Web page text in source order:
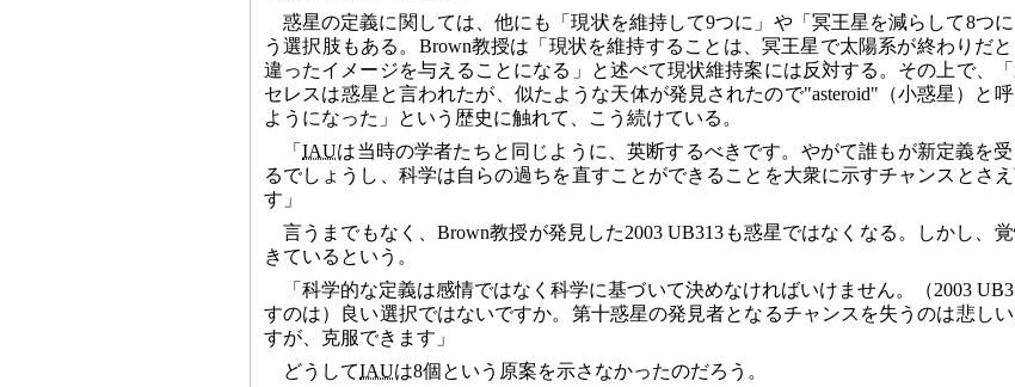
惑星の定義に関しては、他にも「現状を維持して9つに」や「冥王星を減らして8つ
う選択肢もある。Brown教授は「現状を維持することは、冥王星で太陽系が終わりだ
違ったイメージを与えることになる」と述べて現状維持案には反対する。その上で、
セレスは惑星と言われたが、似たような天体が発見されたので"asteroid"（小惑星）と
ようになった」という歴史に触れて、こう続けている。
「IAUは当時の学者たちと同じように、英断するべきです。やがて誰もが新定義を
るでしょうし、科学は自らの過ちを直すことができることを大衆に示すチャンスとさえ
す」
言うまでもなく、Brown教授が発見した2003 UB313も惑星ではなくなる。しかし、
きているという。
「科学的な定義は感情ではなく科学に基づいて決めなければいけません。（2003
すのは）良い選択ではないですか。第十惑星の発見者となるチャンスを失うのは悲し
すが、克服できます」
どうしてIAUは8個という原案を示さなかったのだろう。